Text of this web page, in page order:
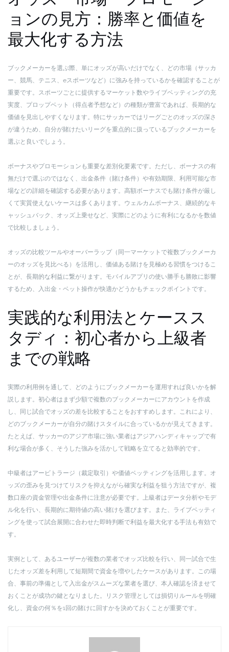
ョンの見方：勝率と価値を
最大化する方法
ブックメーカーを選ぶ際、単にオッズが高いだけでなく、どの市場（サッカ
ー、競馬、テニス、eスポーツなど）に強みを持っているかを確認することが
重要です。スポーツごとに提供するマーケット数やライブベッティングの充
実度、プロップベット（得点者予想など）の種類が豊富であれば、長期的な
価値を見出しやすくなります。特にサッカーではリーグごとのオッズの深さ
が違うため、自分が賭けたいリーグを重点的に扱っているブックメーカーを
選ぶと良いでしょう。
ボーナスやプロモーションも重要な差別化要素です。ただし、ボーナスの有
無だけで選ぶのではなく、出金条件（賭け条件）や有効期限、利用可能な市
場などの詳細を確認する必要があります。高額ボーナスでも賭け条件が厳し
くて実質使えないケースは多くあります。ウェルカムボーナス、継続的なキ
ャッシュバック、オッズ上乗せなど、実際にどのように有利になるかを数値
で比較しましょう。
オッズの比較ツールやオーバーラップ（同一マーケットで複数ブックメーカ
ーのオッズを見比べる）を活用し、価値ある賭けを見極める習慣をつけるこ
とが、長期的な利益に繋がります。モバイルアプリの使い勝手も勝敗に影響
するため、入出金・ベット操作が快適かどうかもチェックポイントです。
実践的な利用法とケースス
タディ：初心者から上級者
までの戦略
実際の利用例を通して、どのようにブックメーカーを運用すれば良いかを解
説します。初心者はまず少額で複数のブックメーカーにアカウントを作成
し、同じ試合でオッズの差を比較することをおすすめします。これにより、
どのブックメーカーが自分の賭けスタイルに合っているかが見えてきます。
たとえば、サッカーのアジア市場に強い業者はアジアハンディキャップで有
利な場合が多く、そうした強みを活かして戦略を立てると効率的です。
中級者はアービトラージ（裁定取引）や価値ベッティングを活用します。オ
ッズの歪みを見つけてリスクを抑えながら確実な利益を狙う方法ですが、複
数口座の資金管理や出金条件に注意が必要です。上級者はデータ分析やモデ
ル化を行い、長期的に期待値の高い賭けを選びます。また、ライブベッティ
ングを使って試合展開に合わせた即時判断で利益を最大化する手法も有効で
す。
実例として、あるユーザーが複数の業者でオッズ比較を行い、同一試合で生
じたオッズ差を利用して短期間で資金を増やしたケースがあります。この場
合、事前の準備として入出金がスムーズな業者を選び、本人確認を済ませて
おくことが成功の鍵となりました。リスク管理としては損切りルールを明確
化し、資金の何％を1回の賭けに回すかを決めておくことが重要です。